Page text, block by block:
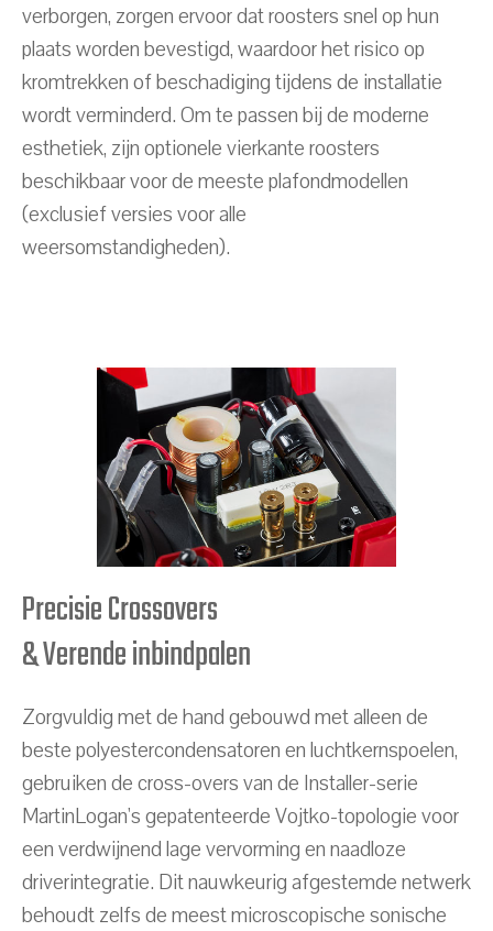
verborgen, zorgen ervoor dat roosters snel op hun
plaats worden bevestigd, waardoor het risico op
kromtrekken of beschadiging tijdens de installatie
wordt verminderd. Om te passen bij de moderne
esthetiek, zijn optionele vierkante roosters
beschikbaar voor de meeste plafondmodellen
(exclusief versies voor alle
weersomstandigheden).
Precisie Crossovers
& Verende inbindpalen
Zorgvuldig met de hand gebouwd met alleen de
beste polyestercondensatoren en luchtkernspoelen,
gebruiken de cross-overs van de Installer-serie
MartinLogan's gepatenteerde Vojtko-topologie voor
een verdwijnend lage vervorming en naadloze
driverintegratie. Dit nauwkeurig afgestemde netwerk
behoudt zelfs de meest microscopische sonische